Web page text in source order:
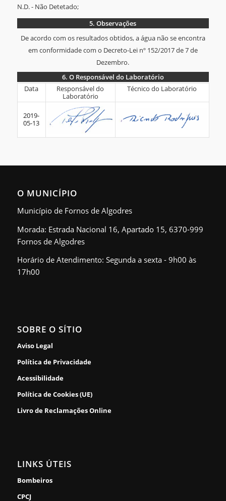
N.D. - Não Detetado;
5. Observações
De acordo com os resultados obtidos, a água não se encontra
em conformidade com o Decreto-Lei nº 152/2017 de 7 de
Dezembro.
6. O Responsável do Laboratório
O
Responsável
do
Laboratório
Data
Responsável do
Laboratório
Técnico do Laboratório
2019-
05-13
O MUNICÍPIO
Município de Fornos de Algodres
Morada: Estrada Nacional 16, Apartado 15, 6370-999
Fornos de Algodres
Horário de Atendimento: Segunda a sexta - 9h00 às
17h00
SOBRE O SÍTIO
Aviso Legal
Política de Privacidade
Acessibilidade
Política de Cookies (UE)
Livro de Reclamações Online
LINKS ÚTEIS
Bombeiros
CPCJ